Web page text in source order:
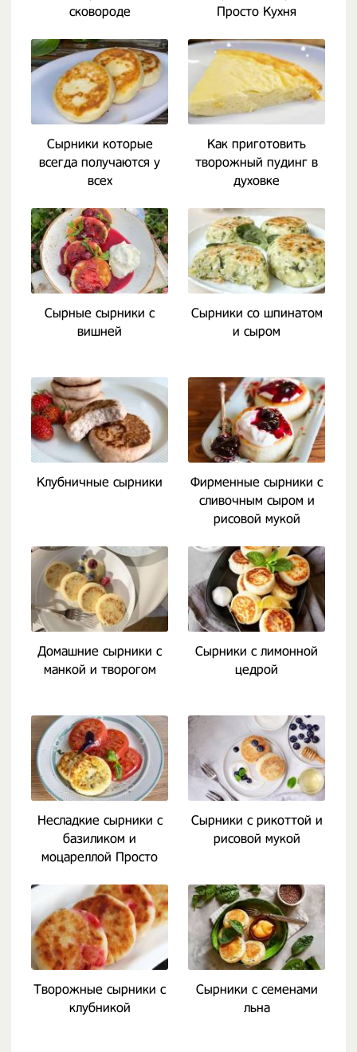
сковороде
Просто Кухня
Сырники которые
всегда получаются у
всех
Как приготовить
творожный пудинг в
духовке
Сырные сырники с
вишней
Сырники со шпинатом
и сыром
Клубничные сырники
Фирменные сырники с
сливочным сыром и
рисовой мукой
Домашние сырники с
манкой и творогом
Сырники с лимонной
цедрой
Несладкие сырники с
базиликом и
моцареллой Просто
Сырники с рикоттой и
рисовой мукой
Творожные сырники с
клубникой
Сырники с семенами
льна